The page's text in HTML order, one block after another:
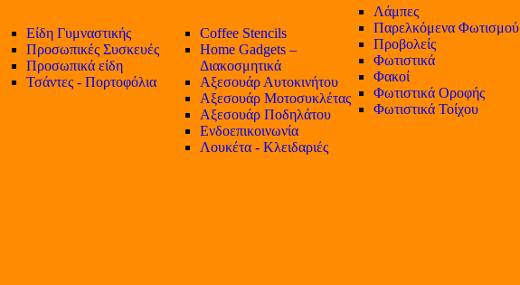
Είδη Γυμναστικής
Προσωπικές Συσκευές
Προσωπικά είδη
Τσάντες - Πορτοφόλια
Coffee Stencils
Home Gadgets –
Διακοσμητικά
Αξεσουάρ Αυτοκινήτου
Αξεσουάρ Μοτοσυκλέτας
Αξεσουάρ Ποδηλάτου
Ενδοεπικοινωνία
Λουκέτα - Κλειδαριές
Λάμπες
Παρελκόμενα Φωτισμού
Προβολείς
Φωτιστικά
Φακοί
Φωτιστικά Οροφής
Φωτιστικά Τοίχου